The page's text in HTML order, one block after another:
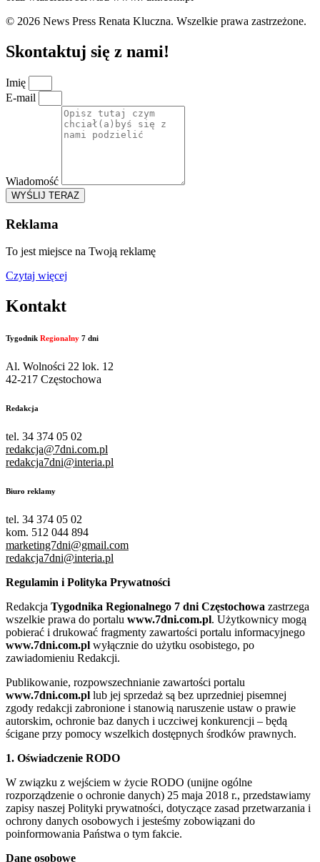
© 2026 News Press Renata Kluczna. Wszelkie prawa zastrzeżone.
Skontaktuj się z nami!
Imię
E-mail
Wiadomość
WYŚLIJ TERAZ
Reklama
To jest miejsce na Twoją reklamę
Czytaj więcej
Kontakt
Tygodnik Regionalny 7 dni
Al. Wolności 22 lok. 12
42-217 Częstochowa
Redakcja
tel. 34 374 05 02
redakcja@7dni.com.pl
redakcja7dni@interia.pl
Biuro reklamy
tel. 34 374 05 02
kom. 512 044 894
marketing7dni@gmail.com
redakcja7dni@interia.pl
Regulamin i Polityka Prywatności
Redakcja Tygodnika Regionalnego 7 dni Częstochowa zastrzega
wszelkie prawa do portalu www.7dni.com.pl. Użytkownicy mogą
pobierać i drukować fragmenty zawartości portalu informacyjnego
www.7dni.com.pl wyłącznie do użytku osobistego, po
zawiadomieniu Redakcji.
Publikowanie, rozpowszechnianie zawartości portalu
www.7dni.com.pl lub jej sprzedaż są bez uprzedniej pisemnej
zgody redakcji zabronione i stanowią naruszenie ustaw o prawie
autorskim, ochronie baz danych i uczciwej konkurencji – będą
ścigane przy pomocy wszelkich dostępnych środków prawnych.
1. Oświadczenie RODO
W związku z wejściem w życie RODO (unijne ogólne
rozporządzenie o ochronie danych) 25 maja 2018 r., przedstawiamy
zapisy naszej Polityki prywatności, dotyczące zasad przetwarzania i
ochrony danych osobowych i jesteśmy zobowiązani do
poinformowania Państwa o tym fakcie.
Dane osobowe